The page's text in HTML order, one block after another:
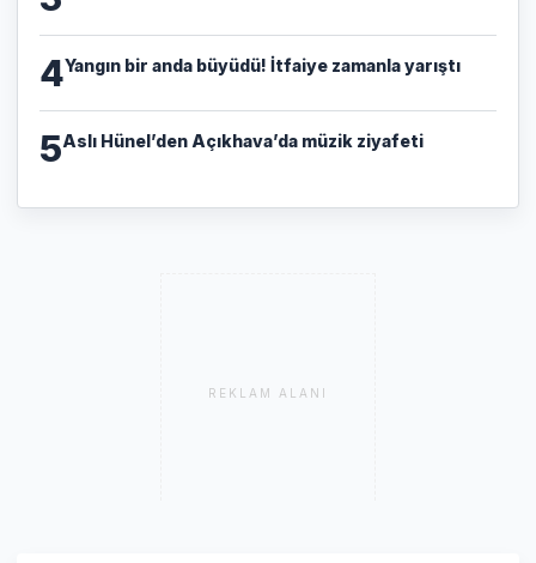
4Yangın bir anda büyüdü! İtfaiye zamanla yarıştı
5Aslı Hünel’den Açıkhava’da müzik ziyafeti
REKLAM ALANI